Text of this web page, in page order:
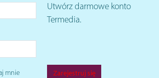
mnie
Utwórz darmowe konto
Termedia.
Zarejestruj się